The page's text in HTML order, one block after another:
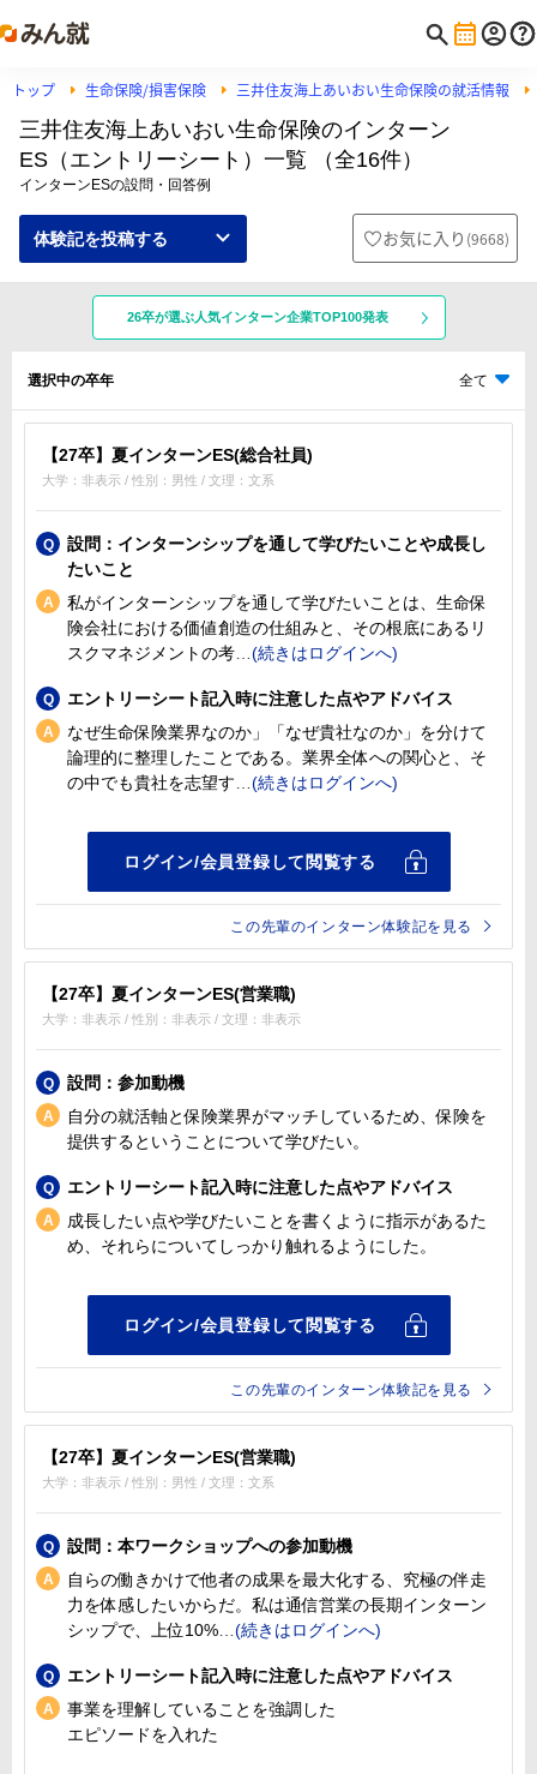
トップ 生命保険/損害保険 三井住友海上あいおい生命保険の就活情報
三井住友海上あいおい生命保険のインターン
ES（エントリーシート）一覧 （全16件）
インターンESの設問・回答例
体験記を投稿する お気に入り (9668)
26卒が選ぶ人気インターン企業TOP100発表
選択中の卒年 全て
【27卒】夏インターンES(総合社員)
大学：非表示 / 性別：男性 / 文理：文系
設問：インターンシップを通して学びたいことや成長し
たいこと
私がインターンシップを通して学びたいことは、生命保
険会社における価値創造の仕組みと、その根底にあるリ
スクマネジメントの考
エントリーシート記入時に注意した点やアドバイス
なぜ生命保険業界なのか」「なぜ貴社なのか」を分けて
論理的に整理したことである。業界全体への関心と、そ
の中でも貴社を志望す
この先輩のインターン体験記を見る
【27卒】夏インターンES(営業職)
大学：非表示 / 性別：非表示 / 文理：非表示
設問：参加動機
自分の就活軸と保険業界がマッチしているため、保険を
提供するということについて学びたい。
エントリーシート記入時に注意した点やアドバイス
成長したい点や学びたいことを書くように指示があるた
め、それらについてしっかり触れるようにした。
この先輩のインターン体験記を見る
【27卒】夏インターンES(営業職)
大学：非表示 / 性別：男性 / 文理：文系
設問：本ワークショップへの参加動機
自らの働きかけで他者の成果を最大化する、究極の伴走
力を体感したいからだ。私は通信営業の長期インターン
シップで、上位10%
エントリーシート記入時に注意した点やアドバイス
事業を理解していることを強調した
エピソードを入れた